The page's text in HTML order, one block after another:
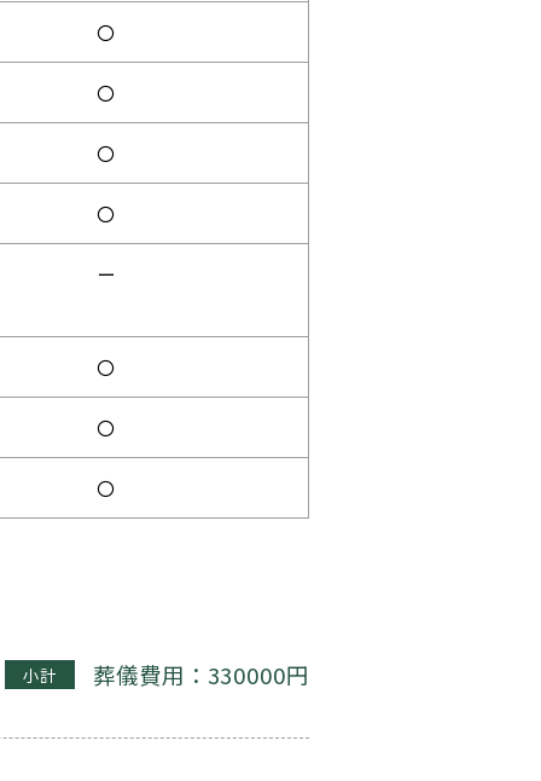
〇
〇
〇
〇
ー
〇
〇
〇
小計 葬儀費用：330000円